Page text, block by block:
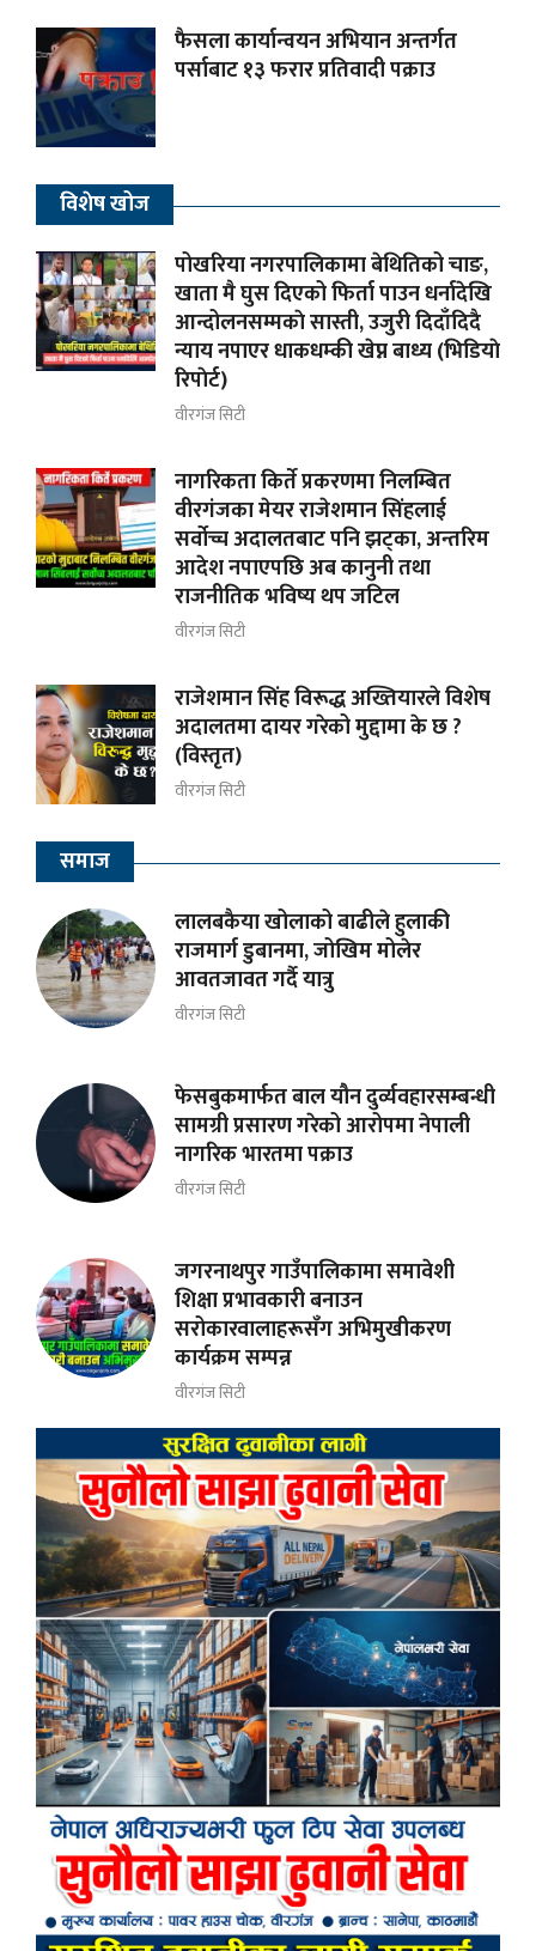
फैसला कार्यान्वयन अभियान अन्तर्गत
पर्साबाट १३ फरार प्रतिवादी पक्राउ
विशेष खोज
पोखरिया नगरपालिकामा बेथितिको चाङ,
खाता मै घुस दिएको फिर्ता पाउन धर्नादेखि
आन्दोलनसम्मकाे सास्ती, उजुरी दिदाँदिदै
न्याय नपाएर धाकधम्की खेप्न बाध्य (भिडियाे
रिपाेर्ट)
वीरगंज सिटी
नागरिकता किर्ते प्रकरणमा निलम्बित
वीरगंजका मेयर राजेशमान सिंहलाई
सर्वोच्च अदालतबाट पनि झट्का, अन्तरिम
आदेश नपाएपछि अब कानुनी तथा
राजनीतिक भविष्य थप जटिल
वीरगंज सिटी
राजेशमान सिंह विरूद्ध अख्तियारले विशेष
अदालतमा दायर गरेको मुद्दामा के छ ?
(विस्तृत)
वीरगंज सिटी
समाज
लालबकैया खोलाको बाढीले हुलाकी
राजमार्ग डुबानमा, जोखिम मोलेर
आवतजावत गर्दै यात्रु
वीरगंज सिटी
फेसबुकमार्फत बाल यौन दुर्व्यवहारसम्बन्धी
सामग्री प्रसारण गरेको आरोपमा नेपाली
नागरिक भारतमा पक्राउ
वीरगंज सिटी
जगरनाथपुर गाउँपालिकामा समावेशी
शिक्षा प्रभावकारी बनाउन
सरोकारवालाहरूसँग अभिमुखीकरण
कार्यक्रम सम्पन्न
वीरगंज सिटी